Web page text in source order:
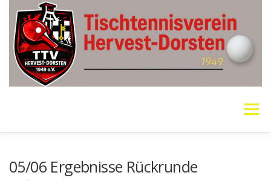
Inhalt
springen
Menü
05/06 Ergebnisse Rückrunde